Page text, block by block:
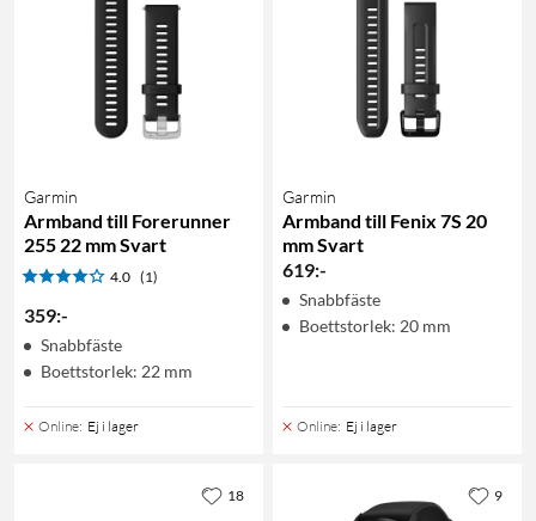
Garmin
Armband till Forerunner
255 22 mm Svart
4.0 (1)
359:-
Snabbfäste
Boettstorlek: 22 mm
Online: Ej i lager
Garmin
Armband till Fenix 7S 20
mm Svart
619:-
Snabbfäste
Boettstorlek: 20 mm
Online: Ej i lager
18 9